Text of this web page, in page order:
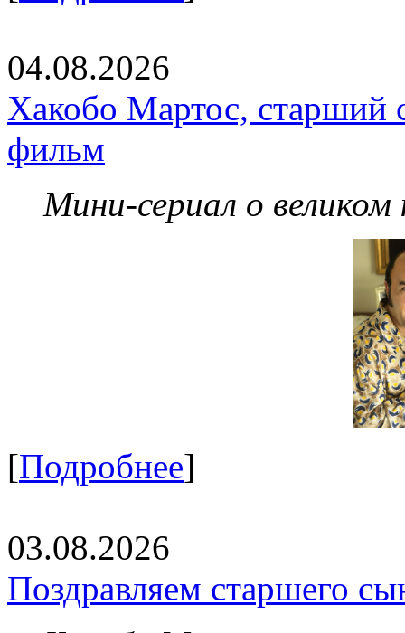
04.08.2026
Хакобо Мартос, старший
фильм
Мини-сериал о великом
[Подробнее]
03.08.2026
Поздравляем старшего